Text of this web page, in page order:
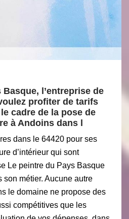
l’entreprise de
profiter de tarifs
cadre de la pose de
à Andoins dans l
dans le 64420 pour ses
d’intérieur qui sont
Le peintre du Pays Basque
son métier. Aucune autre
le domaine ne propose des
compétitives que les